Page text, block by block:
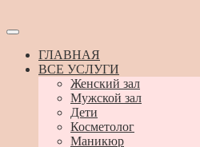
ГЛАВНАЯ
ВСЕ УСЛУГИ
Женский зал
Мужской зал
Дети
Косметолог
Маникюр